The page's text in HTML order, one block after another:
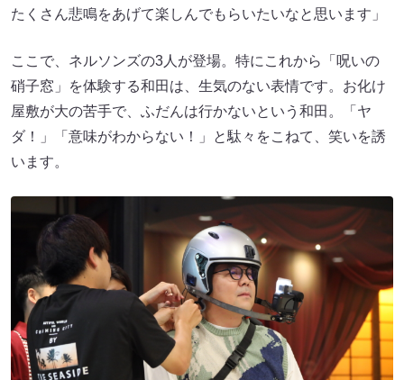
たくさん悲鳴をあげて楽しんでもらいたいなと思います」
ここで、ネルソンズの3人が登場。特にこれから「呪いの
硝子窓」を体験する和田は、生気のない表情です。お化け
屋敷が大の苦手で、ふだんは行かないという和田。「ヤ
ダ！」「意味がわからない！」と駄々をこねて、笑いを誘
います。